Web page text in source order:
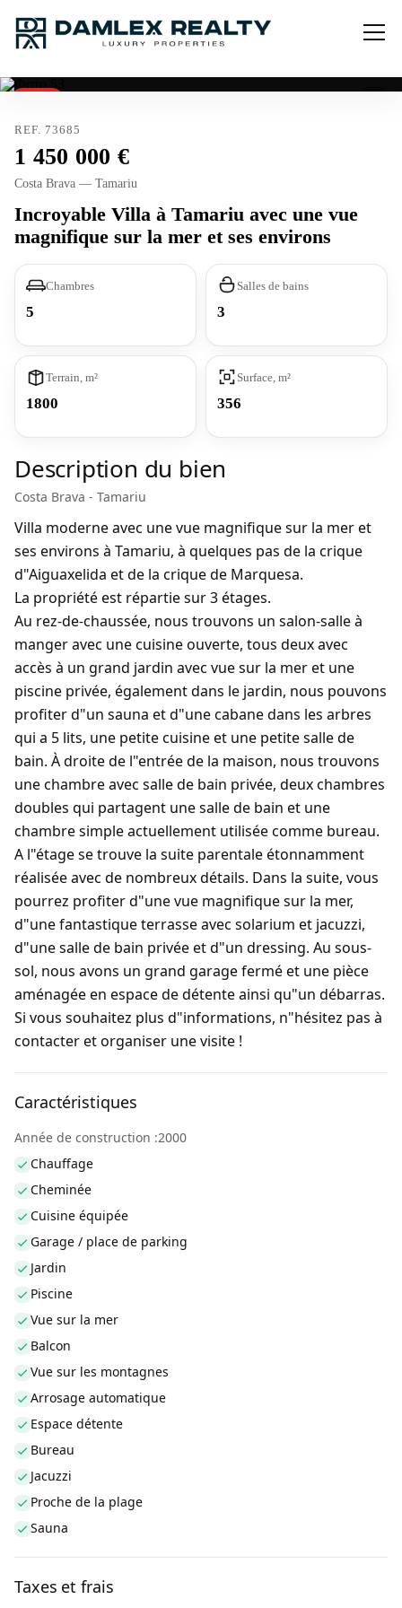
REF. 73685
1 450 000
Costa Brava — Tamariu
Incroyable Villa à Tamariu avec une vue
magnifique sur la mer et ses environs
Chambres
5
Salles de bains
3
Terrain, m²
1800
Surface, m²
356
Description du bien
Costa Brava - Tamariu
Villa moderne avec une vue magnifique sur la mer et
ses environs à Tamariu, à quelques pas de la crique
d"Aiguaxelida et de la crique de Marquesa.
La propriété est répartie sur 3 étages.
Au rez-de-chaussée, nous trouvons un salon-salle à
manger avec une cuisine ouverte, tous deux avec
accès à un grand jardin avec vue sur la mer et une
piscine privée, également dans le jardin, nous pouvons
profiter d"un sauna et d"une cabane dans les arbres
qui a 5 lits, une petite cuisine et une petite salle de
bain. À droite de l"entrée de la maison, nous trouvons
une chambre avec salle de bain privée, deux chambres
doubles qui partagent une salle de bain et une
chambre simple actuellement utilisée comme bureau.
A l"étage se trouve la suite parentale étonnamment
réalisée avec de nombreux détails. Dans la suite, vous
pourrez profiter d"une vue magnifique sur la mer,
d"une fantastique terrasse avec solarium et jacuzzi,
d"une salle de bain privée et d"un dressing. Au sous-
sol, nous avons un grand garage fermé et une pièce
aménagée en espace de détente ainsi qu"un débarras.
Si vous souhaitez plus d"informations, n"hésitez pas à
contacter et organiser une visite !
Caractéristiques
Année de construction :2000
Chauffage
Cheminée
Cuisine équipée
Garage / place de parking
Jardin
Piscine
Vue sur la mer
Balcon
Vue sur les montagnes
Arrosage automatique
Espace détente
Bureau
Jacuzzi
Proche de la plage
Sauna
Taxes et frais